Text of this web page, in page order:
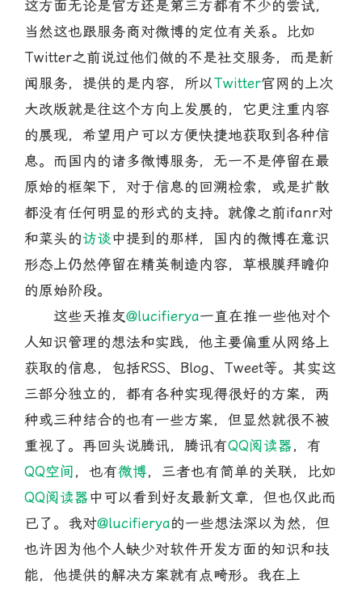
这方面无论是官方还是第三方都有不少的尝试，
当然这也跟服务商对微博的定位有关系。比如
Twitter之前说过他们做的不是社交服务，而是新
闻服务，提供的是内容，所以Twitter官网的上次
大改版就是往这个方向上发展的，它更注重内容
的展现，希望用户可以方便快捷地获取到各种信
息。而国内的诸多微博服务，无一不是停留在最
原始的框架下，对于信息的回溯检索，或是扩散
都没有任何明显的形式的支持。就像之前ifanr对
和菜头的访谈中提到的那样，国内的微博在意识
形态上仍然停留在精英制造内容，草根膜拜瞻仰
的原始阶段。
这些天推友@lucifierya一直在推一些他对个
人知识管理的想法和实践，他主要偏重从网络上
获取的信息，包括RSS、Blog、Tweet等。其实这
三部分独立的，都有各种实现得很好的方案，两
种或三种结合的也有一些方案，但显然就很不被
重视了。再回头说腾讯，腾讯有QQ阅读器，有
QQ空间 ，也有微博，三者也有简单的关联，比如
QQ阅读器中可以看到好友最新文章，但也仅此而
已了。我对@lucifierya的一些想法深以为然，但
也许因为他个人缺少对软件开发方面的知识和技
能，他提供的解决方案就有点畸形。我在上